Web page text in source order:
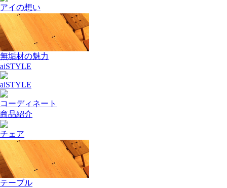
アイの想い
無垢材の魅力
aiSTYLE
aiSTYLE
コーディネート
商品紹介
チェア
テーブル